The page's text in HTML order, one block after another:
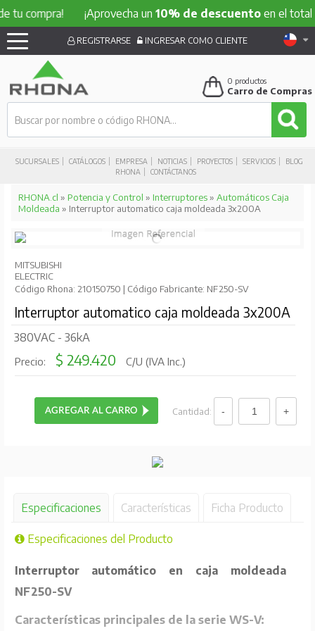
¡Aprovecha un10% de descuentoen el total de tu
SUCURSALES CATÁLOGOS EMPRESA NOTICIAS PROYECTOS SERVICIOS
BLOG
RHONA
CONTÁCTANOS
REGISTRARSE INGRESAR COMO CLIENTE
0 productos
Carro de Compras
RHONA.cl » Potencia y Control » Interruptores» Automáticos Caja
Moldeada » Interruptor automatico caja moldeada 3x200A
MITSUBISHI
ELECTRIC
Código Rhona: 210150750 | Código Fabricante: NF250-SV
Interruptor automatico caja moldeada 3x200A
380VAC - 36kA
Precio: $ 249.420 C/U (IVA Inc.)
Cantidad:
Especificaciones Características Ficha Producto
Especificaciones del Producto
Interruptor automático en caja moldeada
NF250-SV
Características principales de la serie WS-V: